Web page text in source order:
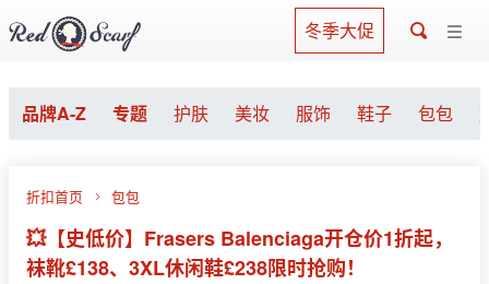
冬季大促
品牌A-Z 专题 护肤 美妆 服饰 鞋子 包包
折扣首页 包包
💥【史低价】Frasers Balenciaga开仓价1折起，
袜靴£138、3XL休闲鞋£238限时抢购！